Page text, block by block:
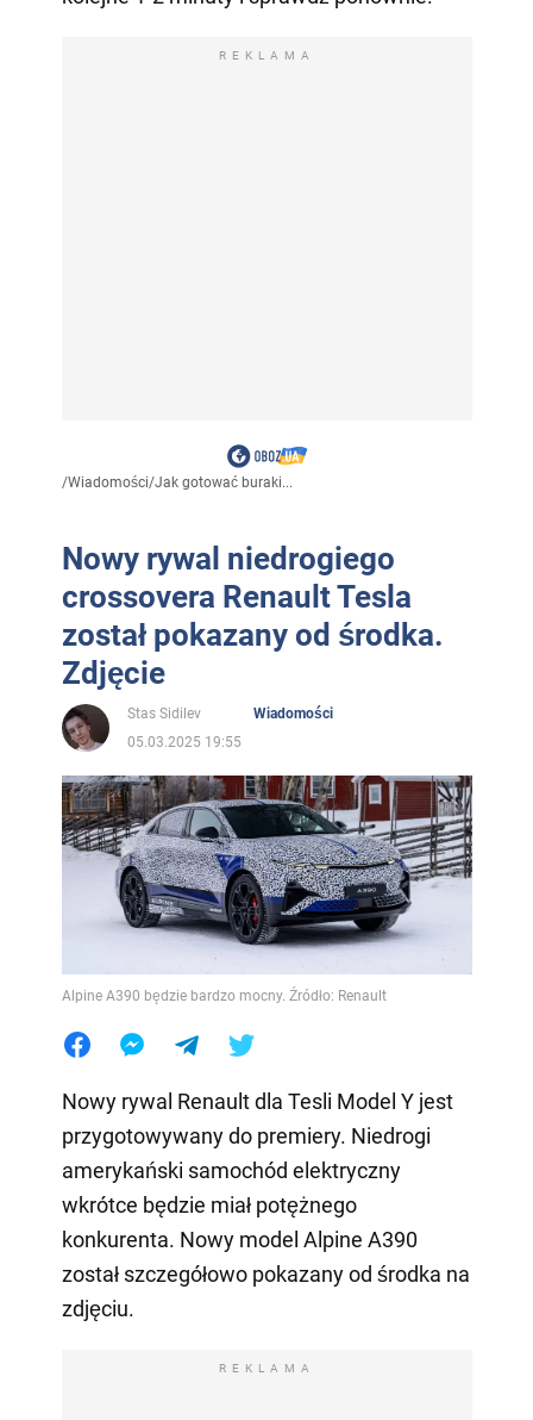
REKLAMA
/Wiadomości/Jak gotować buraki...
Nowy rywal niedrogiego
crossovera Renault Tesla
został pokazany od środka.
Zdjęcie
Stas Sidilev
Wiadomości
05.03.2025 19:55
Alpine A390 będzie bardzo mocny. Źródło: Renault
Nowy rywal Renault dla Tesli Model Y jest
przygotowywany do premiery. Niedrogi
amerykański samochód elektryczny
wkrótce będzie miał potężnego
konkurenta. Nowy model Alpine A390
został szczegółowo pokazany od środka na
zdjęciu.
REKLAMA